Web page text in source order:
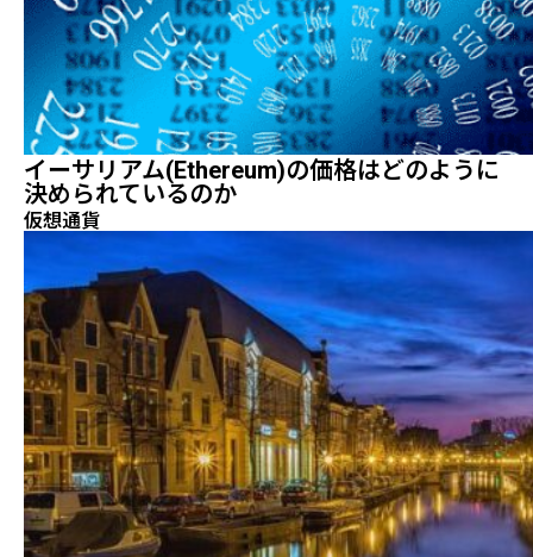
イーサリアム(Ethereum)の価格はどのように
決められているのか
仮想通貨